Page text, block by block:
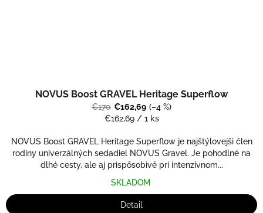
NOVUS Boost GRAVEL Heritage Superflow
€170 €162,69 (–4 %)
Jednotková
€162,69 / 1 ks
NOVUS Boost GRAVEL Heritage Superflow je najštýlovejši člen
rodiny univerzálných sedadiel NOVUS Gravel. Je pohodlné na
dlhé cesty, ale aj prispôsobivé pri intenzívnom...
SKLADOM
Detail